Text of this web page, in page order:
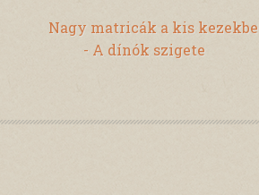
Nagy matricák a kis kezekbe
- A dínók szigete